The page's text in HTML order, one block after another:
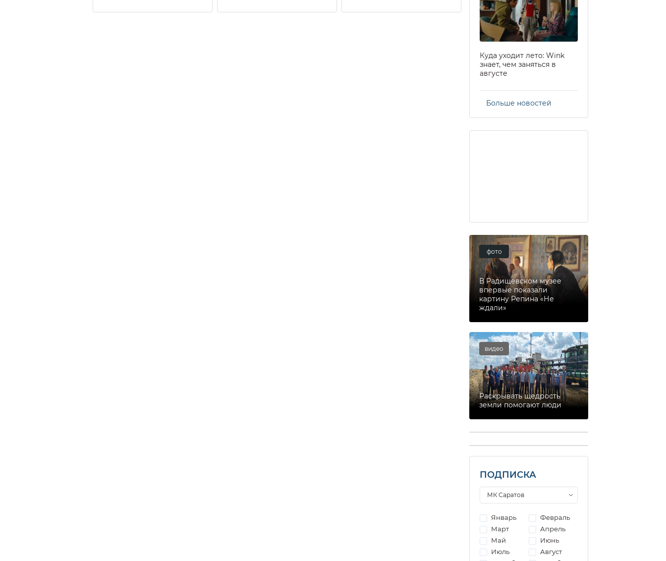
Куда уходит лето: Wink
знает, чем заняться в
августе
Больше новостей
фото
В Радищевском музее
впервые показали
картину Репина «Не
ждали»
видео
Раскрывать щедрость
земли помогают люди
ПОДПИСКА
Январь
Февраль
Март
Апрель
Май
Июнь
Июль
Август